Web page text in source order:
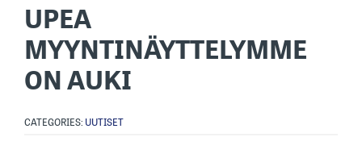
UPEA
MYYNTINÄYTTELYMME
ON AUKI
CATEGORIES: UUTISET